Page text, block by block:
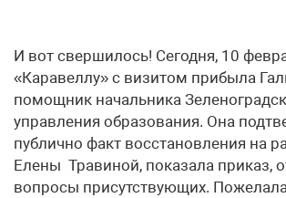
И вот свершилось! Сегодня, 10
«Каравеллу» с визитом прибыла
помощник начальника
управления образования. Она
публично факт восстановления на
Елены Травиной, показала приказ,
вопросы присутствующих.